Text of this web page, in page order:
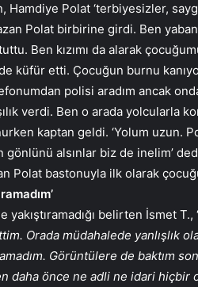
Hamdiye Polat ‘terbiyesizler,
Polat birbirine girdi. Ben
tuttu. Ben kızımı da alarak
küfür etti. Çocuğun burnu
polisi aradım ancak
verdi. Ben o arada yolcularla
kaptan geldi. ‘Yolum uzun.
gönlünü alsınlar biz de inelim’
Polat bastonuyla ilk olarak
yakıştıramadığı belirten İsmet T.,
Orada müdahalede yanlışlık
Görüntülere de baktım
daha önce ne adli ne idari hiçbir